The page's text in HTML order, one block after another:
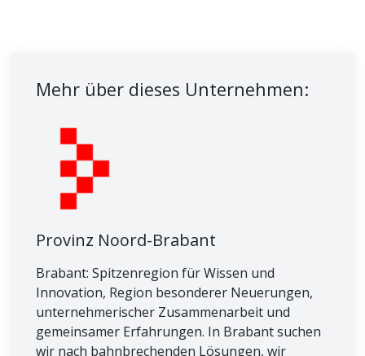
Mehr über dieses Unternehmen:
Provinz Noord-Brabant
Brabant: Spitzenregion für Wissen und
Innovation, Region besonderer Neuerungen,
unternehmerischer Zusammenarbeit und
gemeinsamer Erfahrungen. In Brabant suchen
wir nach bahnbrechenden Lösungen, wir